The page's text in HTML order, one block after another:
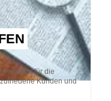
Vorlagen für die
Kunden und